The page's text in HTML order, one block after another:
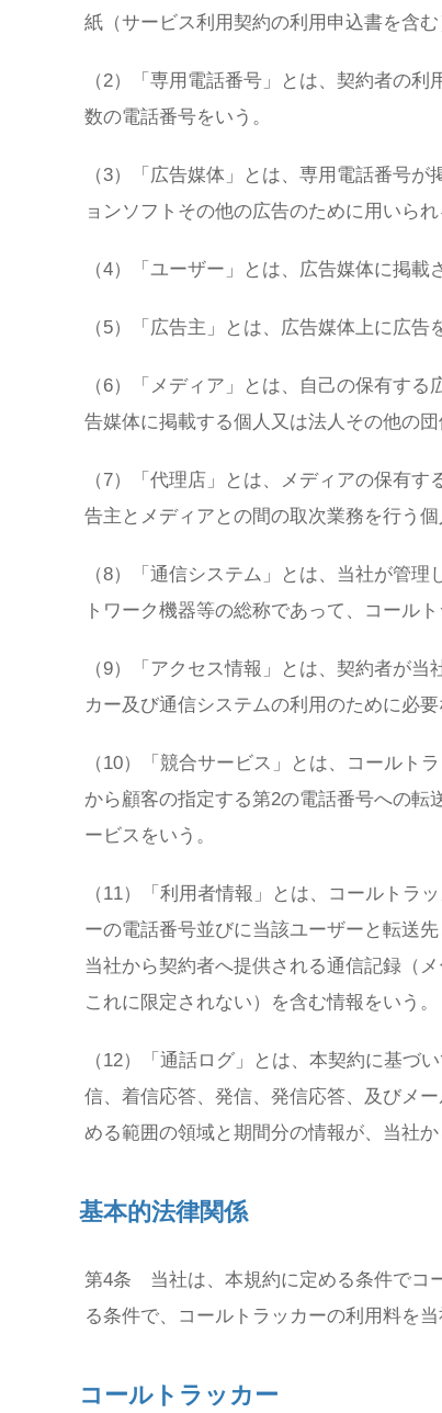
紙（サービス利用契約の利用申込書を含む
（2）「専用電話番号」とは、契約者の
数の電話番号をいう。
（3）「広告媒体」とは、専用電話番号
ョンソフトその他の広告のために用いられ
（4）「ユーザー」とは、広告媒体に掲
（5）「広告主」とは、広告媒体上に広
（6）「メディア」とは、自己の保有す
告媒体に掲載する個人又は法人その他の団
（7）「代理店」とは、メディアの保有
告主とメディアとの間の取次業務を行う
（8）「通信システム」とは、当社が管
トワーク機器等の総称であって、コール
（9）「アクセス情報」とは、契約者が
カー及び通信システムの利用のために必要
（10）「競合サービス」とは、コールト
から顧客の指定する第2の電話番号への
ービスをいう。
（11）「利用者情報」とは、コールトラ
ーの電話番号並びに当該ユーザーと転送
当社から契約者へ提供される通信記録（
これに限定されない）を含む情報をいう。
（12）「通話ログ」とは、本契約に基づ
信、着信応答、発信、発信応答、及びメ
める範囲の領域と期間分の情報が、当社
基本的法律関係
第4条 当社は、本規約に定める条件でコ
る条件で、コールトラッカーの利用料を当
コールトラッカー